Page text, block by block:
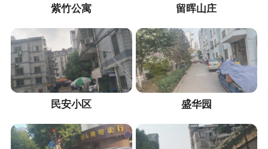
紫竹公寓 留晖山庄
民安小区 盛华园